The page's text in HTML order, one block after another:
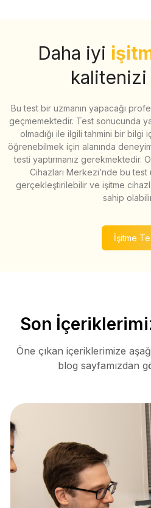
Daha iyi
kalitenizi
Bu test bir uzmanın yapacağı
geçmemektedir. Test sonucunda
olmadığı ile ilgili tahmini bir bilgi
öğrenebilmek için alanında
testi yaptırmanız gerekmektedir.
Cihazları Merkezi’nde bu test
gerçekleştirilebilir ve işitme
sahip
İşitme
Son
Öne çıkan içeriklerimize
blog sayfamızdan